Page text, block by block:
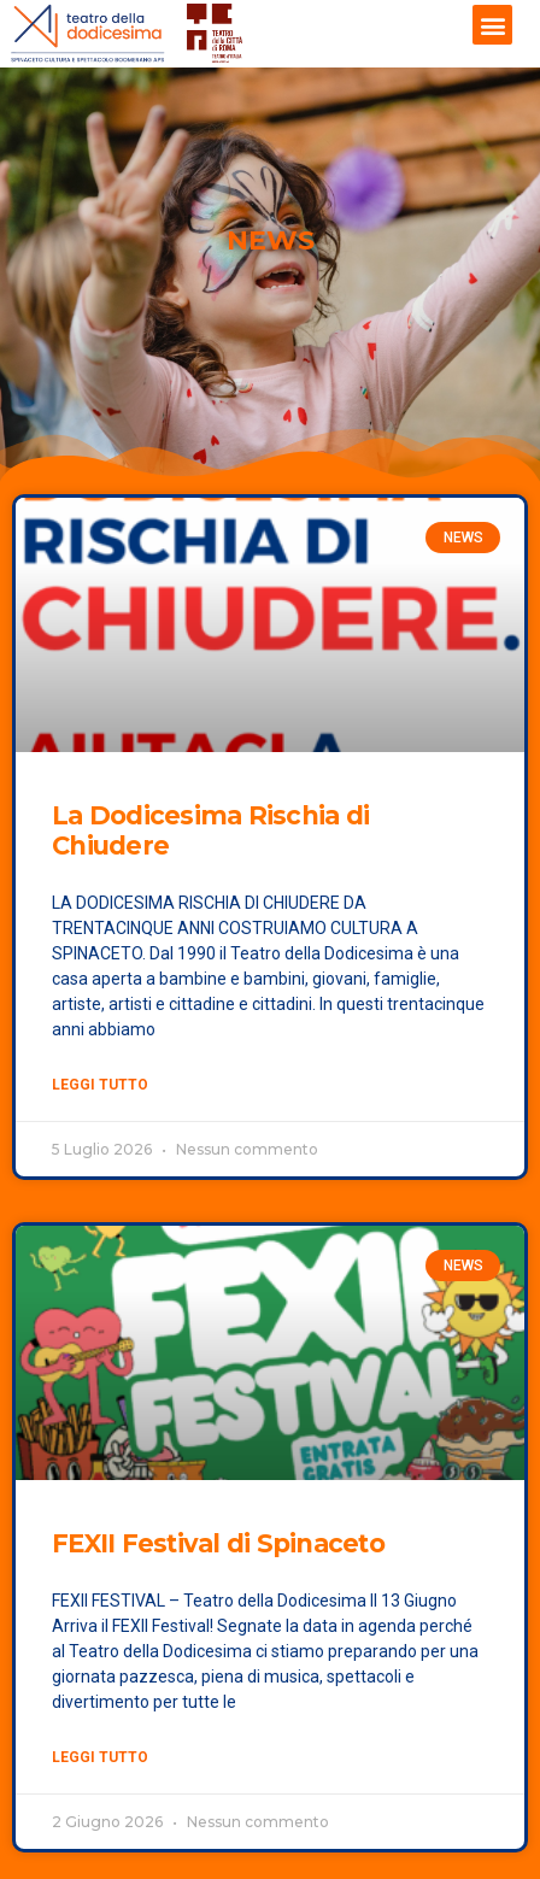
NEWS
NEWS
La Dodicesima Rischia di
Chiudere
LA DODICESIMA RISCHIA DI CHIUDERE DA
TRENTACINQUE ANNI COSTRUIAMO CULTURA A
SPINACETO. Dal 1990 il Teatro della Dodicesima è una
casa aperta a bambine e bambini, giovani, famiglie,
artiste, artisti e cittadine e cittadini. In questi trentacinque
anni abbiamo
LEGGI TUTTO
5 Luglio 2026 Nessun commento
NEWS
FEXII Festival di Spinaceto
FEXII FESTIVAL – Teatro della Dodicesima Il 13 Giugno
Arriva il FEXII Festival! Segnate la data in agenda perché
al Teatro della Dodicesima ci stiamo preparando per una
giornata pazzesca, piena di musica, spettacoli e
divertimento per tutte le
LEGGI TUTTO
2 Giugno 2026 Nessun commento